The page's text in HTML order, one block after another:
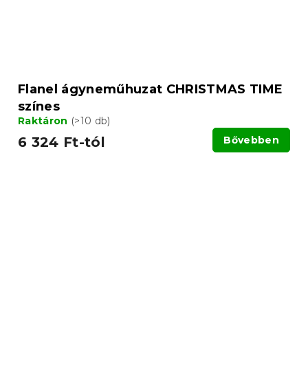
Flanel ágyneműhuzat CHRISTMAS TIME
színes
Raktáron (>10 db)
6 324 Ft-tól Bővebben